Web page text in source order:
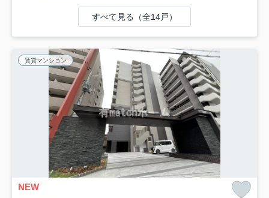
すべて見る（全14戸）
賃貸マンション
NEW